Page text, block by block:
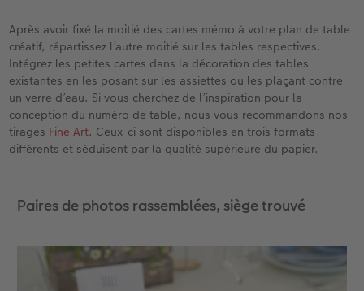
Après avoir fixé la moitié des cartes mémo à votre plan de table
créatif, répartissez l’autre moitié sur les tables respectives.
Intégrez les petites cartes dans la décoration des tables
existantes en les posant sur les assiettes ou les plaçant contre
un verre d’eau. Si vous cherchez de l’inspiration pour la
conception du numéro de table, nous vous recommandons nos
tirages Fine Art. Ceux-ci sont disponibles en trois formats
différents et séduisent par la qualité supérieure du papier.
Paires de photos rassemblées, siège trouvé